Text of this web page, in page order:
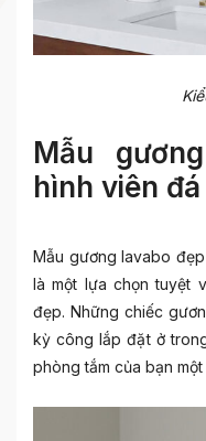
Mẫu
hình viên
Mẫu gương lavabo đẹp
là một lựa chọn tuyệt
đẹp. Những chiếc
kỳ công lắp đặt ở
phòng tắm của bạn